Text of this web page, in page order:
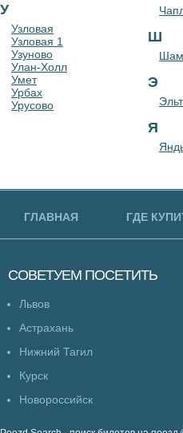
У
Узловая
Узловая 1
Узуново
Улан-Холл
Умет
Урбах
Урусово
Ш
Э
Я
ГЛАВНАЯ ГДЕ
СОВЕТУЕМ ПОСЕТИТЬ
Львов
Астрахань
Нижний Тагил
Курск
Новороссийск